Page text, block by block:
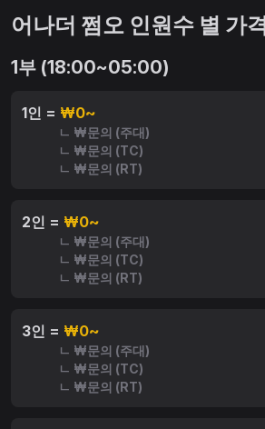
어나더 쩜오 인원수 별 가격
1부 (18:00~05:00)
1인 = ₩0~
ㄴ ₩문의 (주대)
ㄴ ₩문의 (TC)
ㄴ ₩문의 (RT)
2인 = ₩0~
ㄴ ₩문의 (주대)
ㄴ ₩문의 (TC)
ㄴ ₩문의 (RT)
3인 = ₩0~
ㄴ ₩문의 (주대)
ㄴ ₩문의 (TC)
ㄴ ₩문의 (RT)